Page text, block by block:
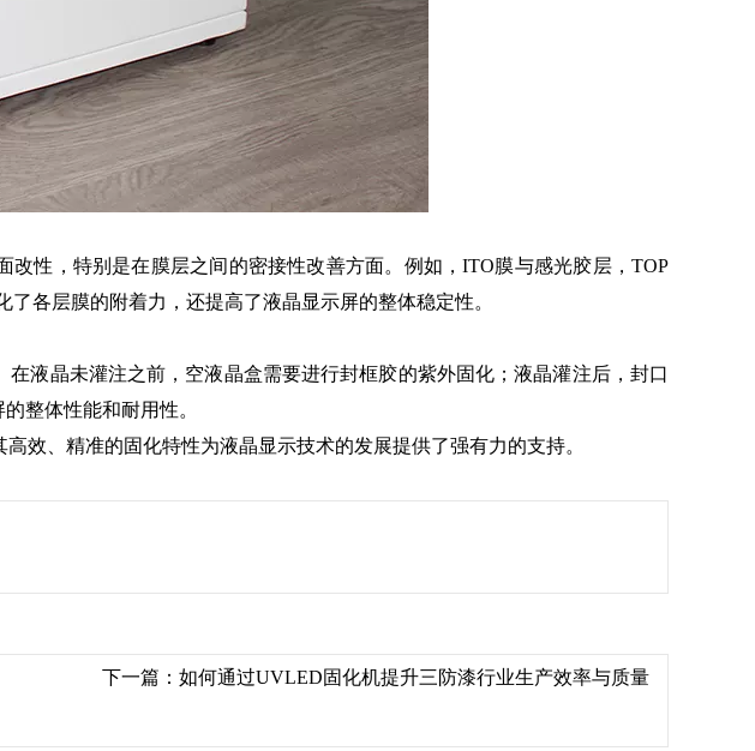
，特别是在膜层之间的密接性改善方面。例如，ITO膜与感光胶层，TOP
各层膜的附着力，还提高了液晶显示屏的整体稳定性。
晶未灌注之前，空液晶盒需要进行封框胶的紫外固化；液晶灌注后，封口
整体性能和耐用性。
效、精准的固化特性为液晶显示技术的发展提供了强有力的支持。
下一篇： 如何通过UVLED固化机提升三防漆行业生产效率与质量